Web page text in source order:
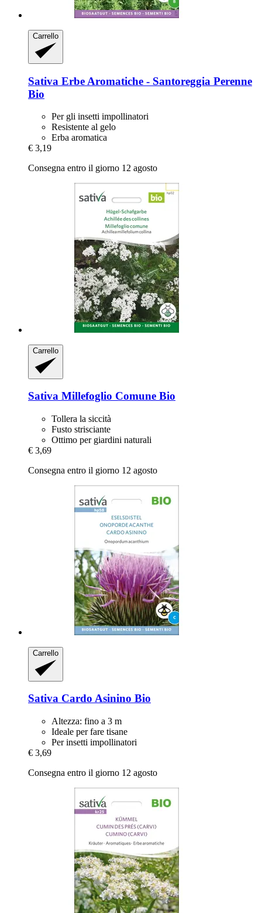
Carrello
Sativa Erbe Aromatiche -​ Santoreggia Perenne
Bio
Per gli insetti impollinatori
Resistente al gelo
Erba aromatica
€ 3,19
Consegna entro il giorno 12 agosto
Carrello
Sativa Millefoglio Comune Bio
Tollera la siccità
Fusto strisciante
Ottimo per giardini naturali
€ 3,69
Consegna entro il giorno 12 agosto
Carrello
Sativa Cardo Asinino Bio
Altezza: fino a 3 m
Ideale per fare tisane
Per insetti impollinatori
€ 3,69
Consegna entro il giorno 12 agosto